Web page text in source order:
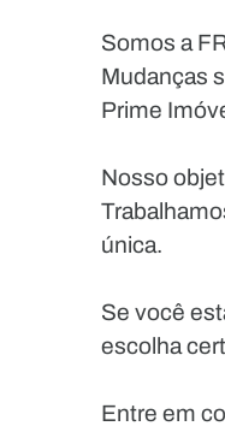
Somos a
Mudanças
Prime
Nosso
única.
Se você
escolha
Entre em